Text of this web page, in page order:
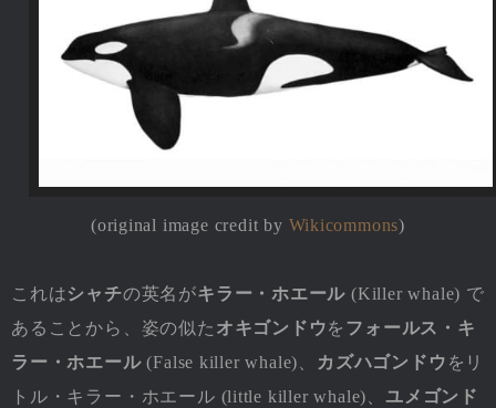
(original image credit by Wikicommons)
これはシャチの英名がキラー・ホエール (Killer whale) で
あることから、姿の似た オキゴンドウを フォールス・キ
ラー・ホエール(False killer whale)、 カズハゴンドウ をリ
トル・キラー・ホエール (little killer whale)、 ユメゴンド